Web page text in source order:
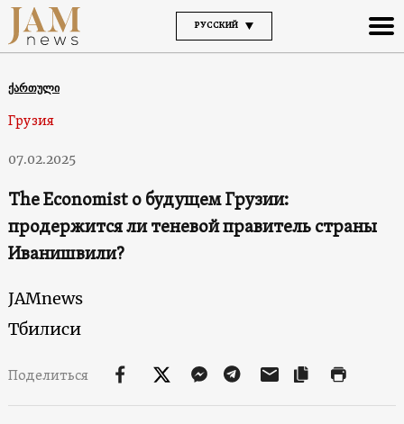
РУССКИЙ
ქართული
Грузия
07.02.2025
The Economist о будущем Грузии:
продержится ли теневой правитель страны
Иванишвили?
JAMnews
Тбилиси
Поделиться